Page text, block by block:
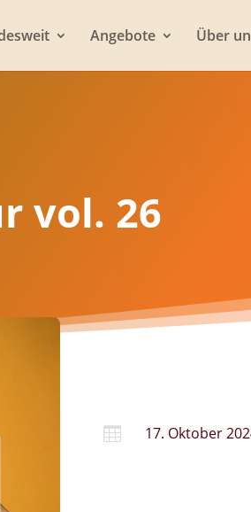
Angebote Über
vol. 26
 17. Oktober